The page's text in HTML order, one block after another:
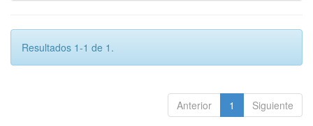
Resultados 1-1 de 1.
Anterior 1 Siguiente